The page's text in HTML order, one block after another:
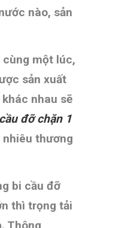
nào, sản
một lúc,
sản xuất
nhau sẽ
đỡ chặn 1
thương
bi cầu đỡ
thì trọng tải
Thông